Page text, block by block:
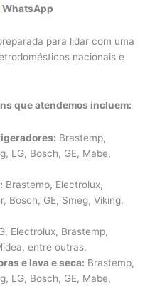
WhatsApp
para lidar com uma
nacionais e
que atendemos incluem:
Brastemp,
LG, Bosch, GE, Mabe,
Brastemp, Electrolux,
Bosch, GE, Smeg, Viking,
Electrolux, Brastemp,
entre outras.
e lava e seca: Brastemp,
LG, Bosch, GE, Mabe,